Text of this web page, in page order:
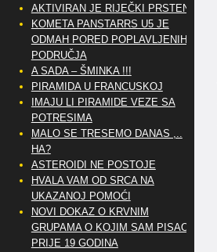
AKTIVIRAN JE RIJEČKI PRSTEN
KOMETA PANSTARRS U5 JE
ODMAH PORED POPLAVLJENIH
PODRUČJA
A SADA – ŠMINKA !!!
PIRAMIDA U FRANCUSKOJ
IMAJU LI PIRAMIDE VEZE SA
POTRESIMA
MALO SE TRESEMO DANAS ,..
HA?
ASTEROIDI NE POSTOJE
HVALA VAM OD SRCA NA
UKAZANOJ POMOĆI
NOVI DOKAZ O KRVNIM
GRUPAMA O KOJIM SAM PISAO
PRIJE 19 GODINA